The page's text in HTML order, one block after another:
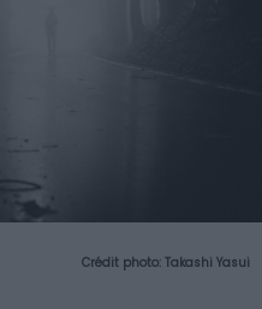
Crédit photo: Takashi Yasui